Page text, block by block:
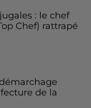
: le chef
Chef) rattrapé
de la